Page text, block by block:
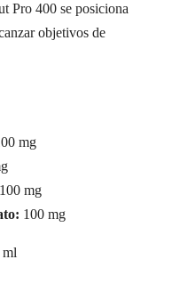
Pro 400 se posiciona
objetivos de
mg
100 mg
100 mg
ml